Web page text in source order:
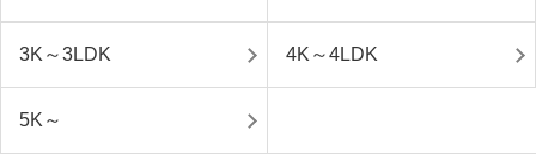
3K～3LDK 4K～4LDK
5K～